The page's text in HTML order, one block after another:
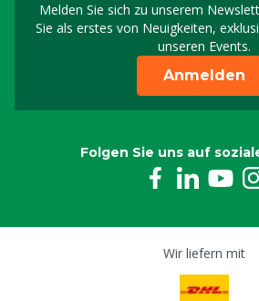
Melden Sie sich zu unserem
Sie als erstes von Neuigkeiten,
unseren Events.
Anmelden
Folgen Sie uns auf
Wir liefern mit